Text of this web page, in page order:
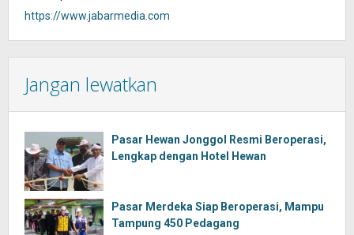
https://www.jabarmedia.com
Jangan lewatkan
Pasar Hewan Jonggol Resmi Beroperasi,
Lengkap dengan Hotel Hewan
Pasar Merdeka Siap Beroperasi, Mampu
Tampung 450 Pedagang